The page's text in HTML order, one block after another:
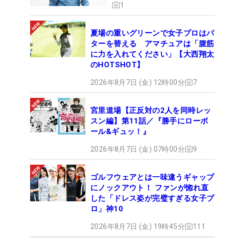
1
夏場の重いグリーンで女子プロはパ
ターを替える アマチュアは「腹筋
に力を入れてください」【大西翔太
のHOTSHOT】
2026年8月7日 (金) 12時00分 7
宮里道場【正反対の2人を同時レッ
スン編】第11話／『勝手にローボ
ール&ギュッ！』
2026年8月7日 (金) 07時00分 9
ゴルフウェアとは一味違うギャップ
にノックアウト！ ファンが惚れ直
した「ドレス姿が完璧すぎる女子プ
ロ」神10
2026年8月7日 (金) 19時45分 111